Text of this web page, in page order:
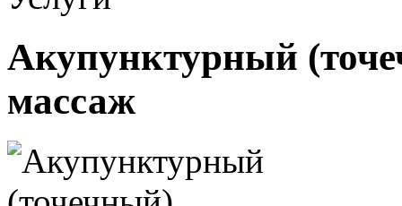
Акупунктурный
массаж